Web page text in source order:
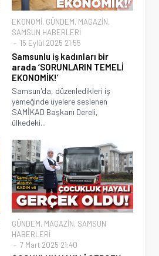
EKONOMİ, GÜNDEM, MAGAZİN,
SAMSUN HABERLERİ
15 Eylül 2025 21:55
Samsunlu iş kadınları bir
arada ‘SORUNLARIN TEMELİ
EKONOMİK!’
Samsun'da, düzenledikleri iş
yemeğinde üyelere seslenen
SAMİKAD Başkanı Dereli,
ülkedeki...
GÜNDEM, MAGAZİN, SAMSUN
HABERLERİ
7 Mart 2025 21:40